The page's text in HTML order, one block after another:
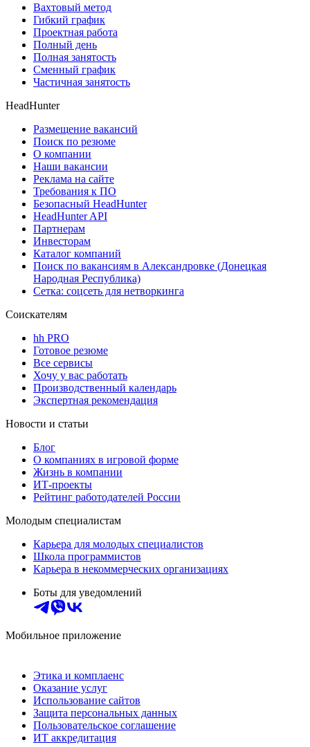
Вахтовый метод
Гибкий график
Проектная работа
Полный день
Полная занятость
Сменный график
Частичная занятость
HeadHunter
Размещение вакансий
Поиск по резюме
О компании
Наши вакансии
Реклама на сайте
Требования к ПО
Безопасный HeadHunter
HeadHunter API
Партнерам
Инвесторам
Каталог компаний
Поиск по вакансиям в Александровке (Донецкая
Народная Республика)
Сетка: соцсеть для нетворкинга
Соискателям
hh PRO
Готовое резюме
Все сервисы
Хочу у вас работать
Производственный календарь
Экспертная рекомендация
Новости и статьи
Блог
О компаниях в игровой форме
Жизнь в компании
ИТ-проекты
Рейтинг работодателей России
Молодым специалистам
Карьера для молодых специалистов
Школа программистов
Карьера в некоммерческих организациях
Боты для уведомлений
Мобильное приложение
Этика и комплаенс
Оказание услуг
Использование сайтов
Защита персональных данных
Пользовательское соглашение
ИТ аккредитация